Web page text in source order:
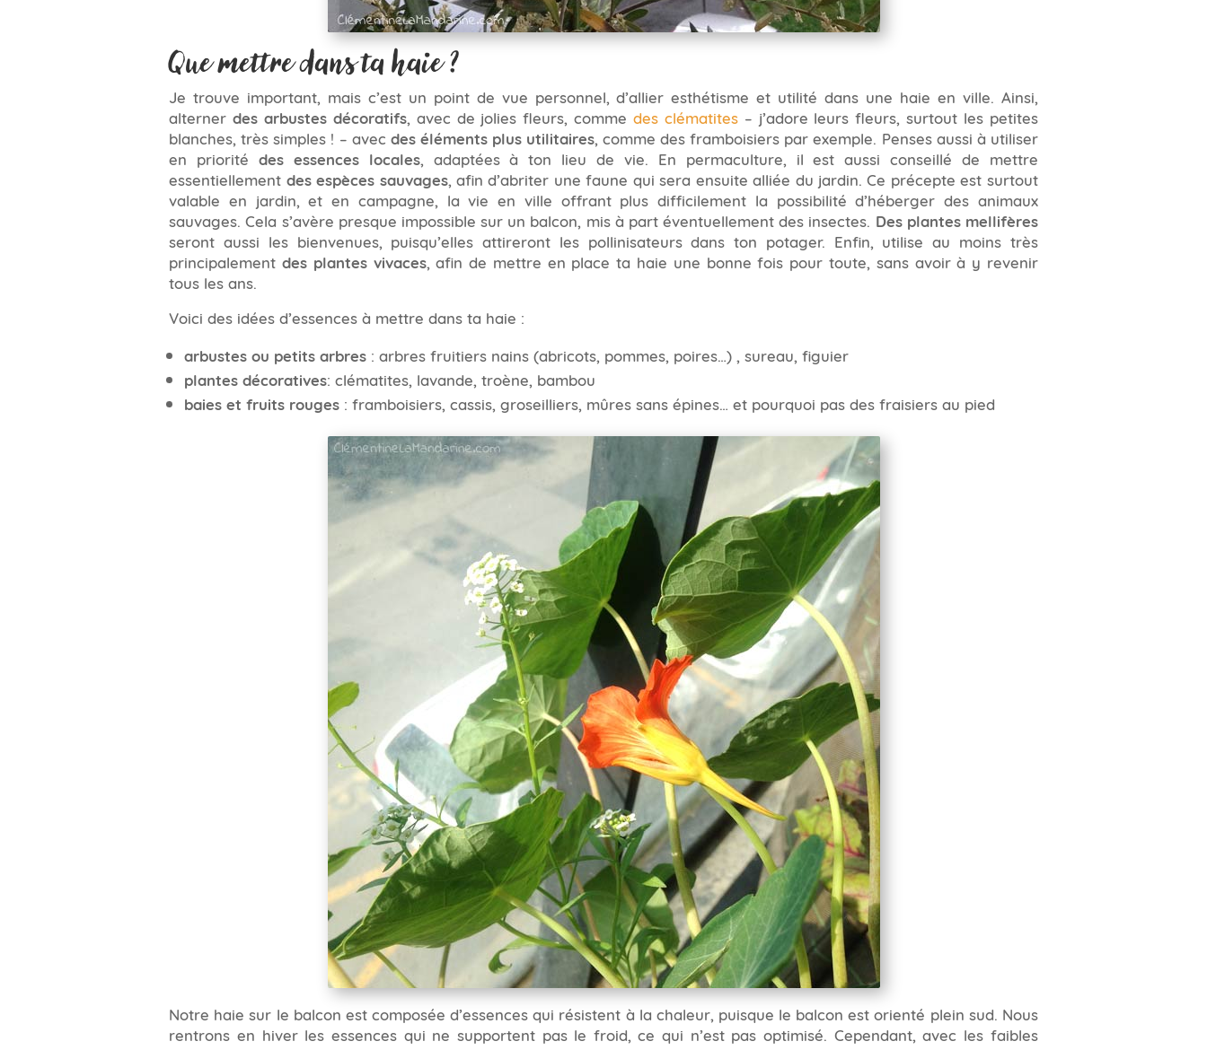
Que mettre dans ta haie ?
Je trouve important, mais c’est un point de vue personnel, d’allier esthétisme et utilité dans une haie en ville. Ainsi,
alternerdes arbustes décoratifs, avec de jolies fleurs, comme des clématites– j’adore leurs fleurs, surtout les petites
blanches, très simples ! – avec des éléments plus utilitaires , comme des framboisiers par exemple. Penses aussi à utiliser
en priorité des essences locales, adaptées à ton lieu de vie. En permaculture, il est aussi conseillé de mettre
essentiellement des espèces sauvages, afin d’abriter une faune qui sera ensuite alliée du jardin. Ce précepte est surtout
valable en jardin, et en campagne, la vie en ville offrant plus difficilement la possibilité d’héberger des animaux
sauvages. Cela s’avère presque impossible sur un balcon, mis à part éventuellement des insectes. Des plantes mellifères
seront aussi les bienvenues, puisqu’elles attireront les pollinisateurs dans ton potager. Enfin, utilise au moins très
principalement des plantes vivaces, afin de mettre en place ta haie une bonne fois pour toute, sans avoir à y revenir
tous les ans.
Voici des idées d’essences à mettre dans ta haie :
arbustes ou petits arbres : arbres fruitiers nains (abricots, pommes, poires…) , sureau, figuier
plantes décoratives: clématites, lavande, troène, bambou
baies et fruits rouges: framboisiers, cassis, groseilliers, mûres sans épines… et pourquoi pas des fraisiers au pied
Notre haie sur le balcon est composée d’essences qui résistent à la chaleur, puisque le balcon est orienté plein sud. Nous
rentrons en hiver les essences qui ne supportent pas le froid, ce qui n’est pas optimisé. Cependant, avec les faibles